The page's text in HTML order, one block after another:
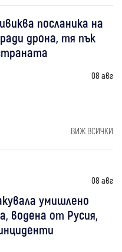
посланика на
дрона, тя пък
08 авг
ВИЖ ВСИЧКИ
08 авг
умишлено
водена от Русия,